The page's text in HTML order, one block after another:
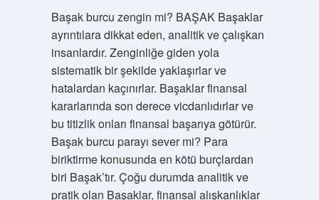
Başak burcu zengin mi? BAŞAK Başaklar
ayrıntılara dikkat eden, analitik ve çalışkan
insanlardır. Zenginliğe giden yola
sistematik bir şekilde yaklaşırlar ve
hatalardan kaçınırlar. Başaklar finansal
kararlarında son derece vicdanlıdırlar ve
bu titizlik onları finansal başarıya götürür.
Başak burcu parayı sever mi? Para
biriktirme konusunda en kötü burçlardan
biri Başak’tır. Çoğu durumda analitik ve
pratik olan Başaklar, finansal alışkanlıklar